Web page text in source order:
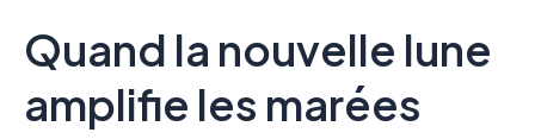
Quand la nouvelle lune
amplifie les marées